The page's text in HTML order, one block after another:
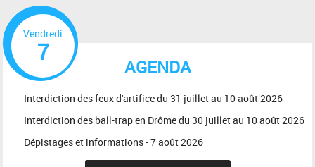
AGENDA
Vendredi
7
Interdiction des feux d'artifice du 31 juillet au 10 août 2026
Interdiction des ball-trap en Drôme du 30 juillet au 10 août 2026
Dépistages et informations - 7 août 2026